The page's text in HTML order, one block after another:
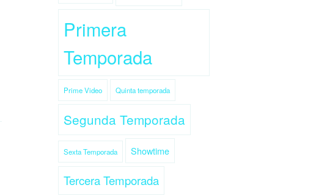
Primera
Temporada
Prime Video Quinta temporada
Segunda Temporada
Sexta Temporada Showtime
Tercera Temporada